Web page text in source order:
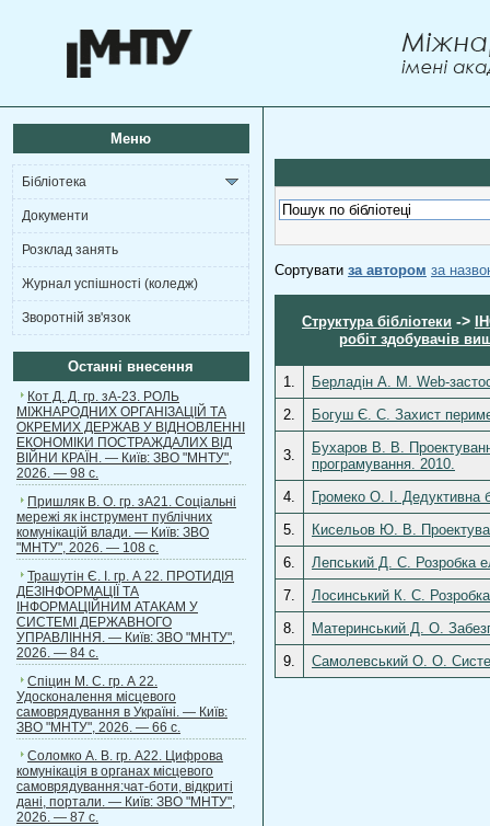
Меню
Бібліотека
Документи
Розклад занять
Журнал успішності (коледж)
Зворотній зв'язок
Останні внесення
Кот Д. Д. гр. зА-23. РОЛЬ
МІЖНАРОДНИХ ОРГАНІЗАЦІЙ ТА
ОКРЕМИХ ДЕРЖАВ У ВІДНОВЛЕННІ
ЕКОНОМІКИ ПОСТРАЖДАЛИХ ВІД
ВІЙНИ КРАЇН. — Київ: ЗВО "МНТУ",
2026. — 98 с.
Пришляк В. О. гр. зА21. Соціальні
мережі як інструмент публічних
комунікацій влади. — Київ: ЗВО
"МНТУ", 2026. — 108 с.
Трашутін Є. І. гр. А 22. ПРОТИДІЯ
ДЕЗІНФОРМАЦІЇ ТА
ІНФОРМАЦІЙНИМ АТАКАМ У
СИСТЕМІ ДЕРЖАВНОГО
УПРАВЛІННЯ. — Київ: ЗВО "МНТУ",
2026. — 84 с.
Спіцин М. С. гр. А 22.
Удосконалення місцевого
самоврядування в Україні. — Київ:
ЗВО "МНТУ", 2026. — 66 с.
Соломко А. В. гр. А22. Цифрова
комунікація в органах місцевого
самоврядування:чат-боти, відкриті
дані, портали. — Київ: ЗВО "МНТУ",
2026. — 87 с.
Сортувати за автором за
Структура бібліотеки ->
робіт здобувачів
1.
Берладін А. М. Web-
2.
Богуш Є. С. Захист
3.
Бухаров В. В.
програмування. 2010.
4.
Громеко О. І. Дедуктивна
5.
Кисельов Ю. В.
6.
Лепський Д. С. Розробка
7.
Лосинський К. С. Розробка
8.
Материнський Д. О.
9.
Самолевський О. О.